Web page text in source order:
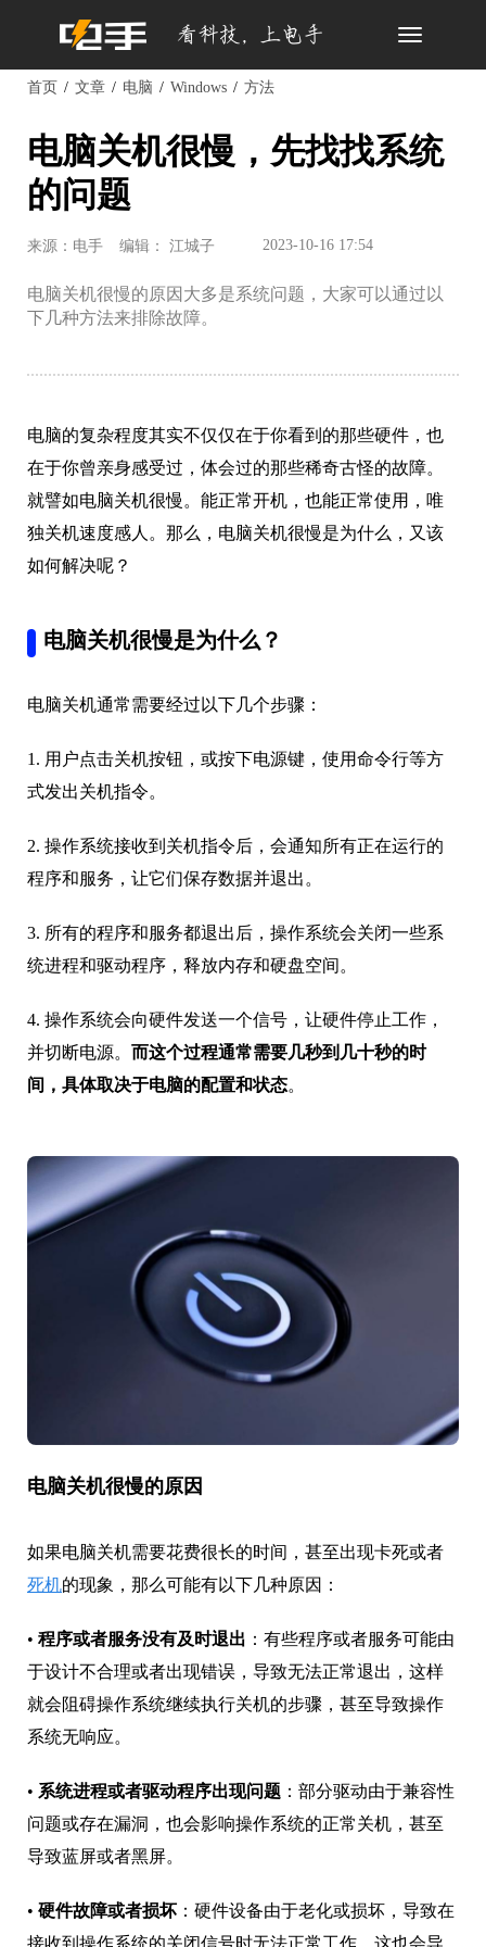
Toggle
首页 文章 电脑 Windows 方法
电脑关机很慢，先找找系统
的问题
来源：电手 编辑： 江城子 2023-10-16 17:54
电脑关机很慢的原因大多是系统问题，大家可以通过以
下几种方法来排除故障。
电脑的复杂程度其实不仅仅在于你看到的那些硬件，也
在于你曾亲身感受过，体会过的那些稀奇古怪的故障。
就譬如电脑关机很慢。能正常开机，也能正常使用，唯
独关机速度感人。那么，电脑关机很慢是为什么，又该
如何解决呢？
电脑关机很慢是为什么？
电脑关机通常需要经过以下几个步骤：
1. 用户点击关机按钮，或按下电源键，使用命令行等方
式发出关机指令。
2. 操作系统接收到关机指令后，会通知所有正在运行的
程序和服务，让它们保存数据并退出。
3. 所有的程序和服务都退出后，操作系统会关闭一些系
统进程和驱动程序，释放内存和硬盘空间。
4. 操作系统会向硬件发送一个信号，让硬件停止工作，
并切断电源。 而这个过程通常需要几秒到几十秒的时
间，具体取决于电脑的配置和状态。
电脑关机很慢的原因
如果电脑关机需要花费很长的时间，甚至出现卡死或者
死机的现象，那么可能有以下几种原因：
• 程序或者服务没有及时退出 ：有些程序或者服务可能由
于设计不合理或者出现错误，导致无法正常退出，这样
就会阻碍操作系统继续执行关机的步骤，甚至导致操作
系统无响应。
• 系统进程或者驱动程序出现问题 ：部分驱动由于兼容性
问题或存在漏洞，也会影响操作系统的正常关机，甚至
导致蓝屏或者黑屏。
• 硬件故障或者损坏 ：硬件设备由于老化或损坏，导致在
接收到操作系统的关闭信号时无法正常工作，这也会导